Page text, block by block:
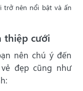
trở nên nổi bật và ấn
thiệp cưới
nên chú ý đến
đẹp cũng như